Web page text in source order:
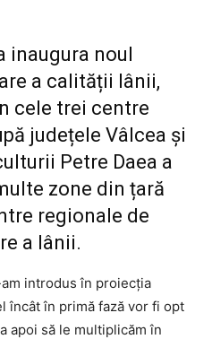
inaugura noul
a calității lânii,
cele trei centre
județele Vâlcea și
Petre Daea a
zone din țară
regionale de
a lânii.
introdus în proiecția
încât în primă fază vor fi opt
apoi să le multiplicăm în